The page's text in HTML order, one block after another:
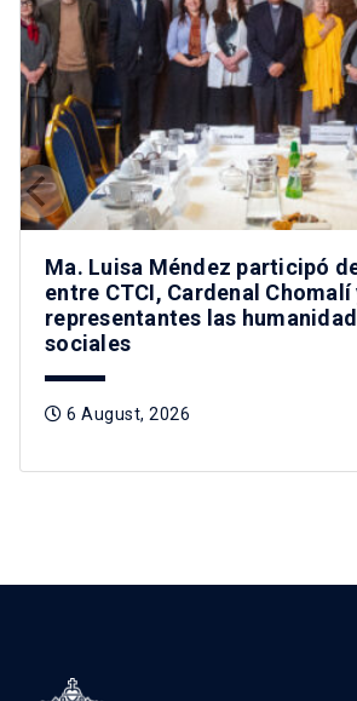
Ma. Luisa Méndez participó
entre CTCI, Cardenal Chomalí
representantes las
sociales
6 August, 2026